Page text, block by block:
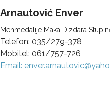
Arnautović Enver
Mehmedalije Maka Dizdara
Telefon: 035/279-378
Mobitel: 061/757-726
Email: